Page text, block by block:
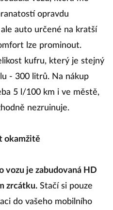
opravdu
auto určené na kratší
lze prominout.
kufru, který je stejný
- 300 litrů. Na nákup
5 l/100 km i ve městě,
nezruinuje.
okamžitě
vozu je zabudovaná HD
zrcátku. Stačí si pouze
do vašeho mobilního